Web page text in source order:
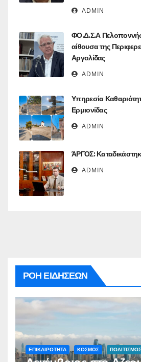
ADMIN
ΦΟ.Δ.Σ.Α
αίθουσα της
Αργολίδας
ADMIN
Υπηρεσία
Ερμιονίδας
ADMIN
ΆΡΓΟΣ:
ADMIN
ΡΟΗ ΕΙΔΗΣΕΩΝ
ΕΠΙΚΑΙΡΟΤΗΤΑ ΚΟΣΜΟΣ ΠΟΛΙΤΙΣΜΟΣ